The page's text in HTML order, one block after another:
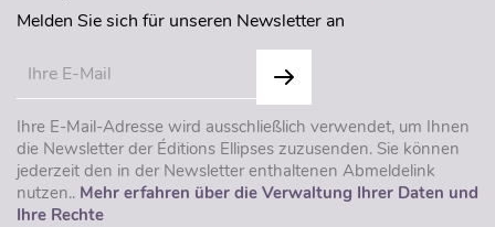
Melden Sie sich für unseren Newsletter an
Ihre E-Mail-Adresse wird ausschließlich verwendet, um Ihnen
die Newsletter der Éditions Ellipses zuzusenden. Sie können
jederzeit den in der Newsletter enthaltenen Abmeldelink
nutzen.. Mehr erfahren über die Verwaltung Ihrer Daten und
Ihre Rechte